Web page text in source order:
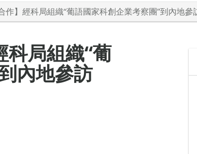
作】經科局組織“葡語國家科創企業考察團”到內地參
科局組織“葡
內地參訪